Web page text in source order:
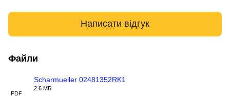
Написати відгук
Файли
PDF
Scharmueller 02481352RK1
2.6 МБ